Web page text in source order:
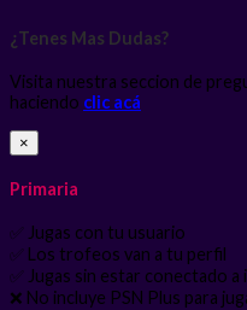
¿Tenes Mas Dudas?
Visita nuestra seccion de
haciendo clic acá
×
Primaria
✅ Jugas con tu usuario
✅ Los trofeos van a tu perfil
✅ Jugas sin estar conectado
❌ No incluye PSN Plus para